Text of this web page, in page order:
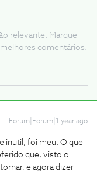
relevante. Marque
comentários.
Forum|Forum|1 year ago
inutil, foi meu. O que
que, visto o
e agora dizer